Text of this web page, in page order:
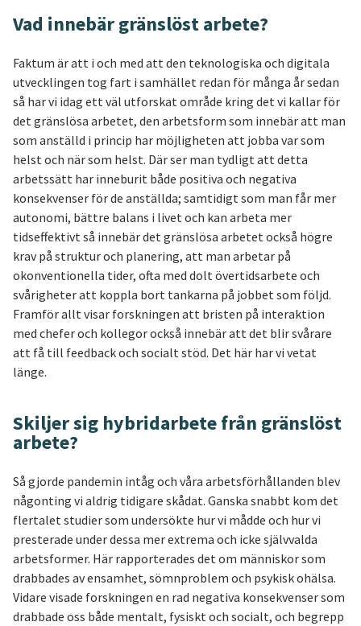
Vad innebär gränslöst arbete?
Faktum är att i och med att den teknologiska och digitala
utvecklingen tog fart i samhället redan för många år sedan
så har vi idag ett väl utforskat område kring det vi kallar för
det gränslösa arbetet, den arbetsform som innebär att man
som anställd i princip har möjligheten att jobba var som
helst och när som helst. Där ser man tydligt att detta
arbetssätt har inneburit både positiva och negativa
konsekvenser för de anställda; samtidigt som man får mer
autonomi, bättre balans i livet och kan arbeta mer
tidseffektivt så innebär det gränslösa arbetet också högre
krav på struktur och planering, att man arbetar på
okonventionella tider, ofta med dolt övertidsarbete och
svårigheter att koppla bort tankarna på jobbet som följd.
Framför allt visar forskningen att bristen på interaktion
med chefer och kollegor också innebär att det blir svårare
att få till feedback och socialt stöd. Det här har vi vetat
länge.
Skiljer sig hybridarbete från gränslöst
arbete?
Så gjorde pandemin intåg och våra arbetsförhållanden blev
någonting vi aldrig tidigare skådat. Ganska snabbt kom det
flertalet studier som undersökte hur vi mådde och hur vi
presterade under dessa mer extrema och icke självvalda
arbetsformer. Här rapporterades det om människor som
drabbades av ensamhet, sömnproblem och psykisk ohälsa.
Vidare visade forskningen en rad negativa konsekvenser som
drabbade oss både mentalt, fysiskt och socialt, och begrepp